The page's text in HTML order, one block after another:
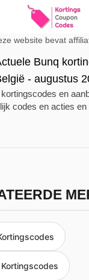
website bevat
Bunq
- augustus
en
codes en acties